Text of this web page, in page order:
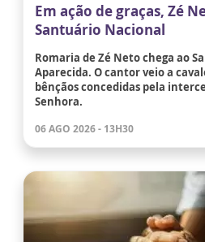
Em ação de graças, Zé
Santuário Nacional
Romaria de Zé Neto chega ao
Aparecida. O cantor veio a
bênçãos concedidas pela
Senhora.
06 AGO 2026 - 13H30